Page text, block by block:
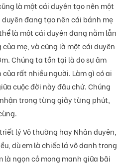
là một cái duyên tạo nên một
đang tạo nên cái bánh mẹ
là một cái duyên đang nằm lẫn
mẹ, và cũng là một cái duyên
Chúng ta tồn tại là do sự âm
rất nhiều người. Làm gì có ai
cuộc đời này đâu chứ. Chúng
trong từng giây từng phút,
lý Vô thường hay Nhân duyên,
dù em là chiếc lá vô danh trong
là ngọn cỏ mong manh giữa bãi